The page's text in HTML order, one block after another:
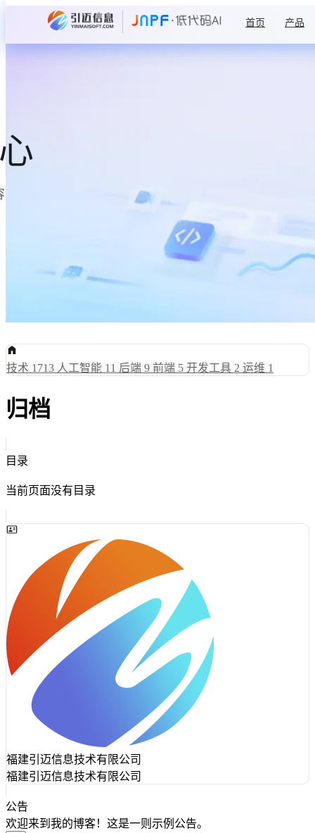
首页 产品
技术 1713 人工智能 11 后端 9 前端 5 开发工具 2 运维 1
归档
目录
当前页面没有目录
福建引迈信息技术有限公司
福建引迈信息技术有限公司
公告
欢迎来到我的博客！这是一则示例公告。